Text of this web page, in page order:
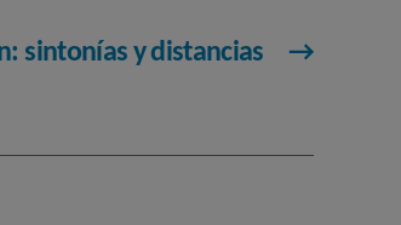
→
sintonías y distancias